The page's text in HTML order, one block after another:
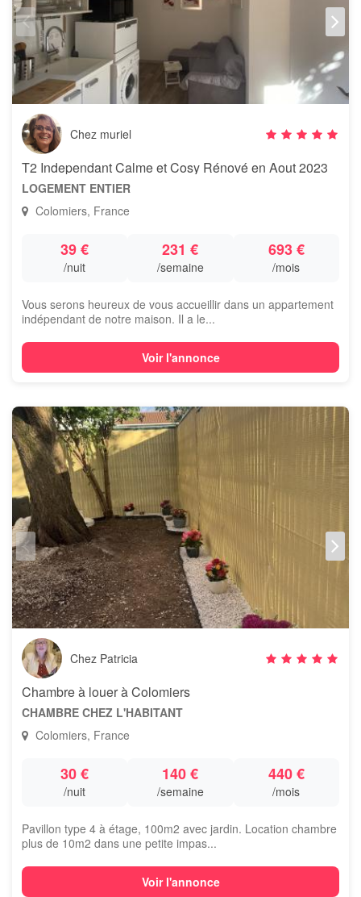
Chez muriel
T2 Independant Calme et Cosy Rénové en Aout 2023
LOGEMENT ENTIER
Colomiers, France
39 €
/nuit
231 €
/semaine
693 €
/mois
Vous serons heureux de vous accueillir dans un appartement
indépendant de notre maison. Il a le...
Voir l'annonce
Chez Patricia
Chambre à louer à Colomiers
CHAMBRE CHEZ L'HABITANT
Colomiers, France
30 €
/nuit
140 €
/semaine
440 €
/mois
Pavillon type 4 à étage, 100m2 avec jardin. Location chambre
plus de 10m2 dans une petite impas...
Voir l'annonce